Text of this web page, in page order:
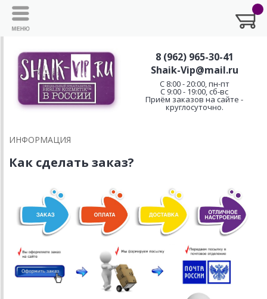
8 (962) 965-30-41
Shaik-Vip@mail.ru
C 8:00 - 20:00, пн-пт
С 9:00 - 19:00, сб-вс
Приём заказов на сайте -
круглосуточно.
ИНФОРМАЦИЯ
Как сделать заказ?